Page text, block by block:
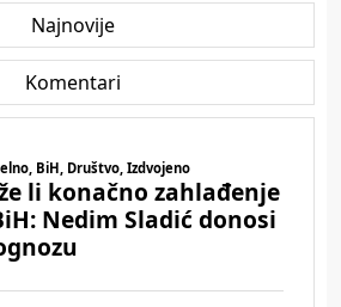
Najnovije
Komentari